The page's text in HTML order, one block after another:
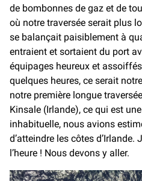
de bombonnes de gaz et de
où notre traversée serait plus
se balançait paisiblement à
entraient et sortaient du port
équipages heureux et
quelques heures, ce serait
notre première longue
Kinsale (Irlande), ce qui est
inhabituelle, nous avions
d’atteindre les côtes
l’heure ! Nous devons y aller.